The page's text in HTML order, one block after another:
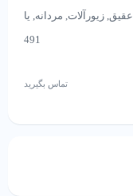
عقیق, زیورآلات, مردانه, یا
علی
491
تماس بگیرید